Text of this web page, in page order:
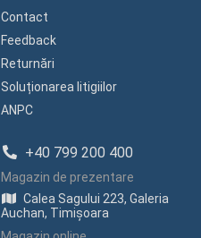
Contact
Feedback
Returnări
Soluționarea litigiilor
ANPC
+40 799 200 400
Magazin de prezentare
Calea Sagului 223, Galeria
Auchan, Timișoara